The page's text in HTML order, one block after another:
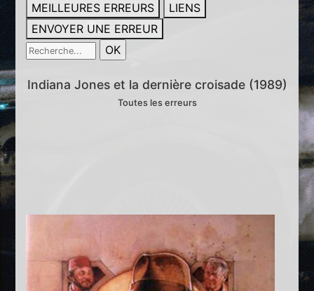
MEILLEURES ERREURS
LIENS
ENVOYER UNE ERREUR
Indiana Jones et la dernière croisade (1989)
Toutes les erreurs